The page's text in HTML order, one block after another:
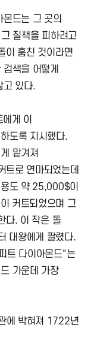
드는 그 곳의
질책을 피하려고
이 훔친 것이라면
색을 어떻게
고 있다.
게 이
도록 지시했다.
맡겨져
로 연마되었는데
도 약 25,000$이
커트되었으며 그
다. 이 작은 돌
대왕에게 팔렸다.
트 다이아몬드"는
가운데 가장
에 박혀져 1722년